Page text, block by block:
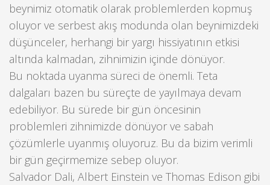
beynimiz otomatik olarak problemlerden kopmuş
oluyor ve serbest akış modunda olan beynimizdeki
düşünceler, herhangi bir yargı hissiyatının etkisi
altında kalmadan, zihnimizin içinde dönüyor.
Bu noktada uyanma süreci de önemli. Teta
dalgaları bazen bu süreçte de yayılmaya devam
edebiliyor. Bu sürede bir gün öncesinin
problemleri zihnimizde dönüyor ve sabah
çözümlerle uyanmış oluyoruz. Bu da bizim verimli
bir gün geçirmemize sebep oluyor.
Salvador Dali, Albert Einstein ve Thomas Edison gibi